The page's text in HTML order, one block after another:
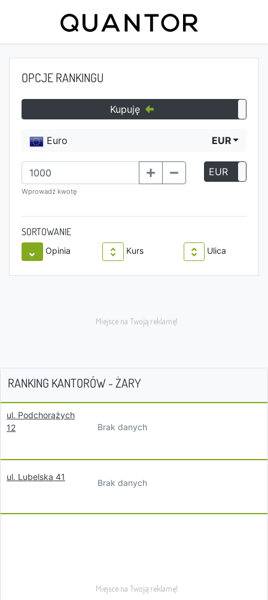
OPCJE RANKINGU
Kupuję
Euro EUR
Wprowadź kwotę
EUR
SORTOWANIE
Opinia Kurs Ulica
RANKING KANTORÓW - ŻARY
ul. Podchorążych
12
Brak danych
ul. Lubelska 41
Brak danych